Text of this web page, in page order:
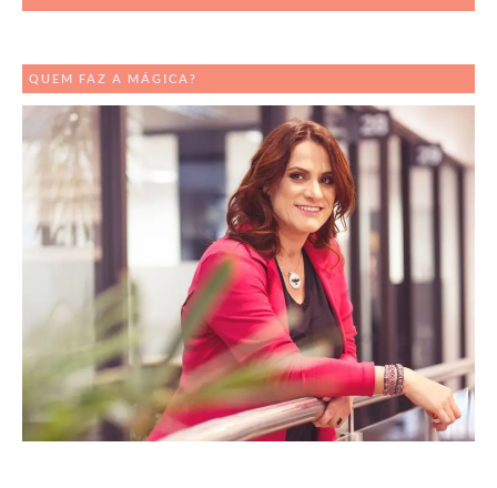
QUEM FAZ A MÁGICA?